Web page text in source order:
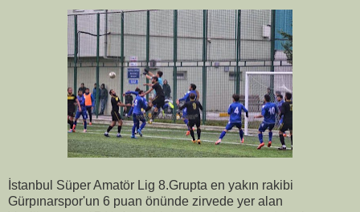
İstanbul Süper Amatör Lig 8.Grupta en yakın rakibi
Gürpınarspor'un 6 puan önünde zirvede yer alan